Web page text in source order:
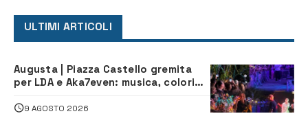
ULTIMI ARTICOLI
Augusta | Piazza Castello gremita
per LDA e Aka7even: musica, colori
9 AGOSTO 2026